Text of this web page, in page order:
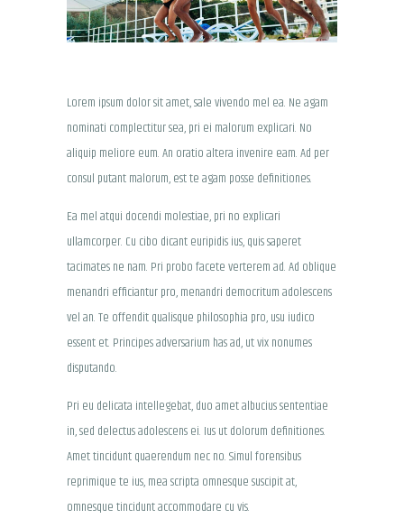
Lorem ipsum dolor sit amet, sale vivendo mel ea. Ne agam
nominati complectitur sea, pri ei malorum explicari. No
aliquip meliore eum. An oratio altera invenire eam. Ad per
consul putant malorum, est te agam posse definitiones.
Ea mel atqui docendi molestiae, pri no explicari
ullamcorper. Cu cibo dicant euripidis ius, quis saperet
tacimates ne nam. Pri probo facete verterem ad. Ad oblique
menandri efficiantur pro, menandri democritum adolescens
vel an. Te offendit qualisque philosophia pro, usu iudico
essent et. Principes adversarium has ad, ut vix nonumes
disputando.
Pri eu delicata intellegebat, duo amet albucius sententiae
in, sed delectus adolescens ei. Ius ut dolorum definitiones.
Amet tincidunt quaerendum nec no. Simul forensibus
reprimique te ius, mea scripta omnesque suscipit at,
omnesque tincidunt accommodare cu vis.